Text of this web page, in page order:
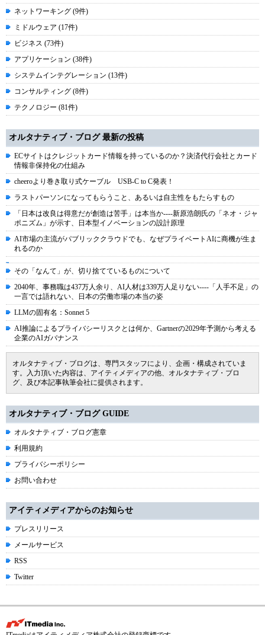
ネットワーキング (9件)
ミドルウェア (17件)
ビジネス (73件)
アプリケーション (38件)
システムインテグレーション (13件)
コンサルティング (8件)
テクノロジー (81件)
オルタナティブ・ブログ 最新の投稿
ECサイトはクレジットカード情報を持っているのか？決済代行会社とカード
情報非保持化の仕組み
cheeroより巻き取り式ケーブル USB-C to C発表！
ラストパーソンになってもらうこと、あるいは自主性をもたらすもの
「日本は改良は得意だが創造は苦手」は本当か----新原浩朗氏の「ネオ・ジャ
ポニズム」が示す、日本型イノベーションの設計原理
AI市場の主流がパブリッククラウドでも、なぜプライベートAIに商機が生ま
れるのか
その「なんて」が、切り捨てているものについて
2040年、事務職は437万人余り、AI人材は339万人足りない----「人手不足」の
一言では語れない、日本の労働市場の本当の姿
LLMの固有名：Sonnet 5
AI推論によるプライバシーリスクとは何か、Gartnerの2029年予測から考える
企業のAIガバナンス
オルタナティブ・ブログは、専門スタッフにより、企画・構成されていま
す。入力頂いた内容は、アイティメディアの他、オルタナティブ・ブロ
グ、及び本記事執筆会社に提供されます。
オルタナティブ・ブログ GUIDE
オルタナティブ・ブログ憲章
利用規約
プライバシーポリシー
お問い合わせ
アイティメディアからのお知らせ
プレスリリース
メールサービス
RSS
Twitter